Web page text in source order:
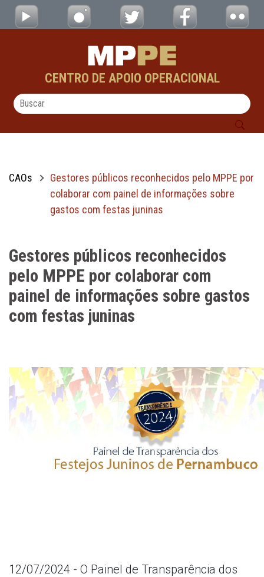
Pular para o Conteúdo principal
Gestores públicos reconhecidos pelo
CENTRO DE APOIO OPERACIONAL
CAOs
Gestores públicos reconhecidos pelo MPPE por
colaborar com painel de informações sobre
gastos com festas juninas
Gestores públicos reconhecidos
pelo MPPE por colaborar com
painel de informações sobre gastos
com festas juninas
12/07/2024 - O Painel de Transparência dos